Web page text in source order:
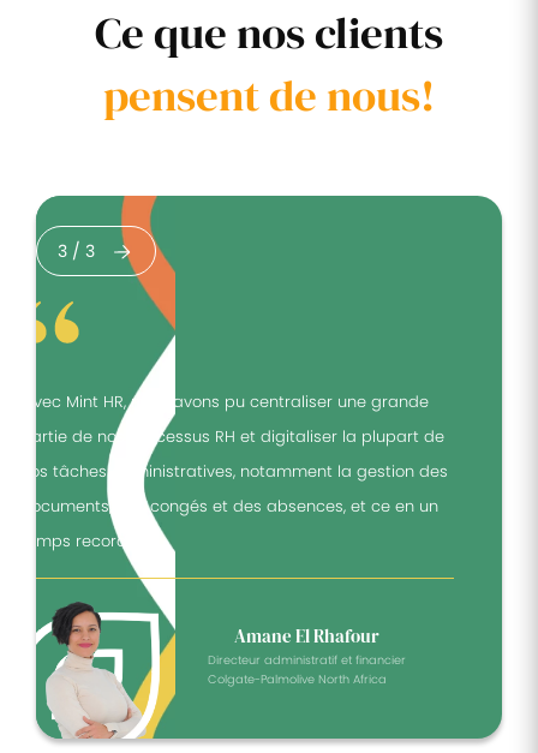
Ce que nos clients
pensent de nous!
3 /3
"Avec Mint HR, nous avons pu centraliser une grande
partie de nos processus RH et digitaliser la plupart de
nos tâches administratives, notamment la gestion des
documents, des congés et des absences, et ce en un
temps record."
Amane El Rhafour
Directeur administratif et financier
Colgate-Palmolive North Africa